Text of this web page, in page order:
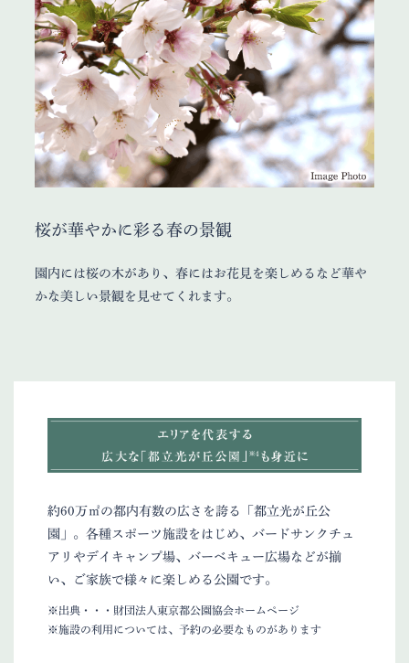
桜が華やかに彩る春の景観
園内には桜の木があり、春にはお花見を楽しめるなど華や
かな美しい景観を見せてくれます。
約60万㎡の都内有数の広さを誇る「都立光が丘公
園」。各種スポーツ施設をはじめ、バードサンクチュ
アリやデイキャンプ場、バーベキュー広場などが揃
い、ご家族で様々に楽しめる公園です。
※出典・・・財団法人東京都公園協会ホームページ
※施設の利用については、予約の必要なものがあります